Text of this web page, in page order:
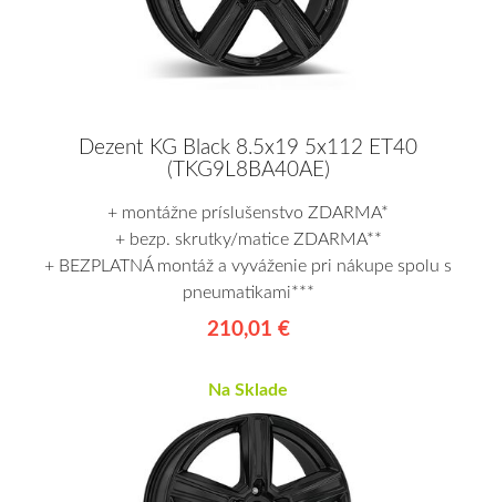
Dezent KG Black 8.5x19 5x112 ET40
(TKG9L8BA40AE)
+ montážne príslušenstvo ZDARMA*
+ bezp. skrutky/matice ZDARMA**
+ BEZPLATNÁ montáž a vyváženie pri nákupe spolu s
pneumatikami***
210,01 €
Na Sklade